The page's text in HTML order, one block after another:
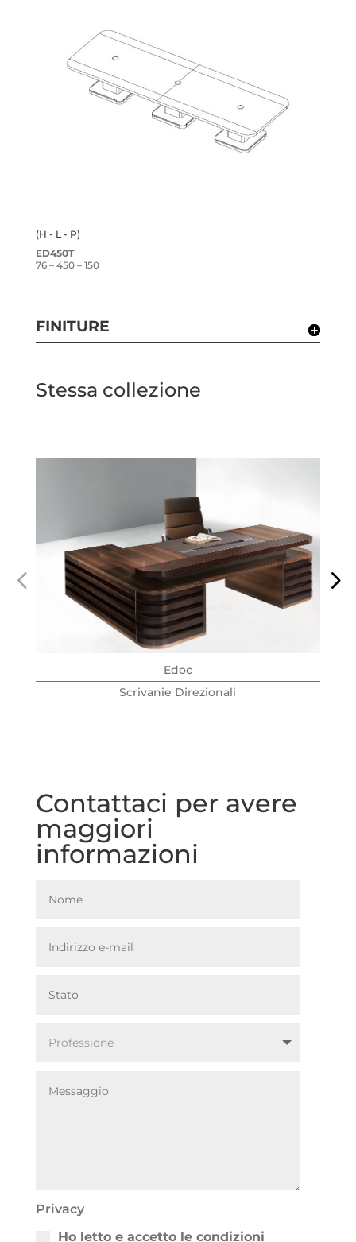
(H - L - P)
ED450T
76 – 450 – 150
FINITURE
Stessa collezione
Edoc
Scrivanie Direzionali
Contattaci per avere
maggiori
informazioni
Privacy
Ho letto e accetto le condizioni